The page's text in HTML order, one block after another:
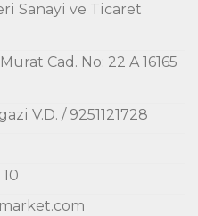
Sanayi ve Ticaret
Cad. No: 22 A 16165
V.D. / 9251121728